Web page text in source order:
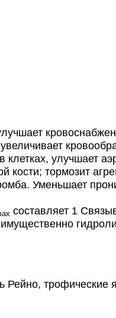
улучшает
тормозит
Уменьшает
составляет 1
трофические